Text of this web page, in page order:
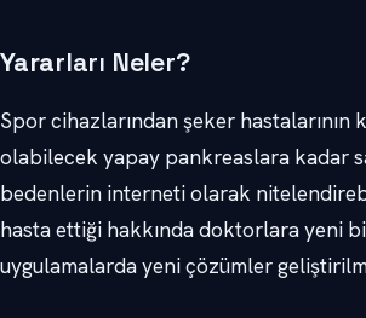
Yararları Neler?
Spor cihazlarından şeker
olabilecek yapay pankreaslara kadar
bedenlerin interneti olarak
hasta ettiği hakkında doktorlara yeni
uygulamalarda yeni çözümler